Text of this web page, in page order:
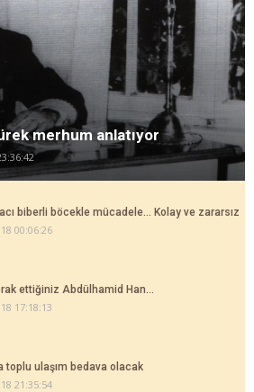
merhum anlatıyor
biberli böcekle mücadele... Kolay ve zararsız
00:06:26
ettiğiniz Abdülhamid Han...
17:18:13
toplu ulaşım bedava olacak
21:35:54